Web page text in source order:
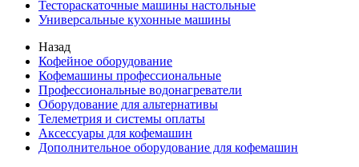
Тестораскаточные машины настольные
Универсальные кухонные машины
Назад
Кофейное оборудование
Кофемашины профессиональные
Профессиональные водонагреватели
Оборудование для альтернативы
Телеметрия и системы оплаты
Аксессуары для кофемашин
Дополнительное оборудование для кофемашин